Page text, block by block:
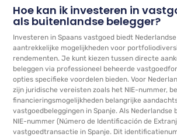
Hoe kan ik investeren in
als buitenlandse belegger?
Investeren in Spaans vastgoed biedt
aantrekkelijke mogelijkheden voor
rendementen. Je kunt kiezen tussen directe
beleggen via professioneel beheerde
opties specifieke voordelen bieden. Voor
zijn juridische vereisten zoals het NIE-nummer,
financieringsmogelijkheden belangrijke
vastgoedbeleggingen in Spanje. Als Nederlandse
NIE-nummer (Número de Identificación de
vastgoedtransactie in Spanje. Dit